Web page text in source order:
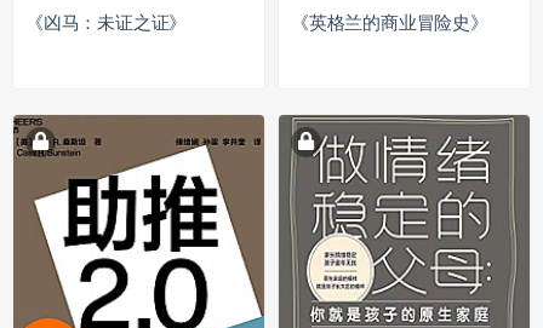
《凶马：未证之证》 《英格兰的商业冒险史》